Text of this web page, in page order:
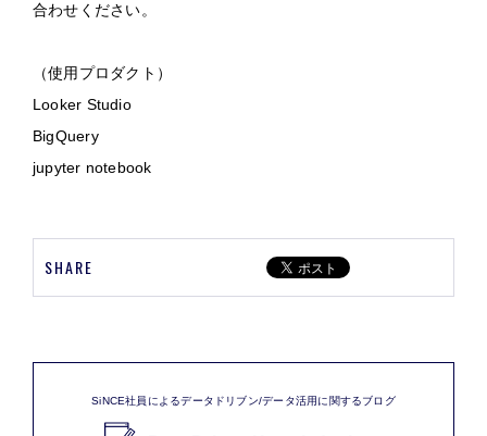
合わせください。
（使用プロダクト）
Looker Studio
BigQuery
jupyter notebook
SHARE
SiNCE社員によるデータドリブン/データ活用に関するブログ